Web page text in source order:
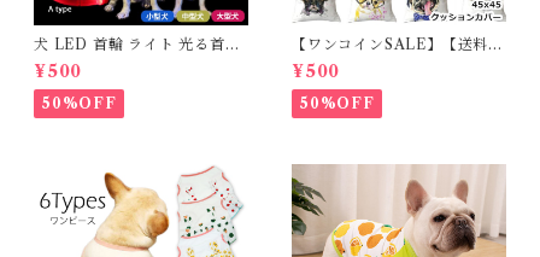
犬 LED 首輪 ライト 光る首輪
USB充電 生活防水 長さ調整可
能 首輪 犬用 ペット カラー ペ
ット用品 軽量 ドッグ用品 フレ
ンチブルドック 大型犬 中型犬
¥500
50%OFF
【ワンコインSALE】【送料無
料】KM503G クッションカバ
ー フレンチブルドッグ クリー
ム フレブル
¥500
50%OFF